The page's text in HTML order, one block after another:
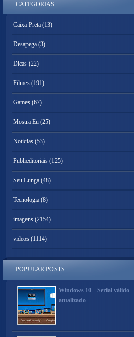
CATEGORIAS
Caixa Preta (13)
Desapega (3)
Dicas (22)
Filmes (191)
Games (67)
Mostra Eu (25)
Noticias (53)
Publieditoriais (125)
Seu Lunga (48)
Tecnologia (8)
imagens (2154)
videos (1114)
POPULAR POSTS
Windows 10 – Serial válido
atualizado